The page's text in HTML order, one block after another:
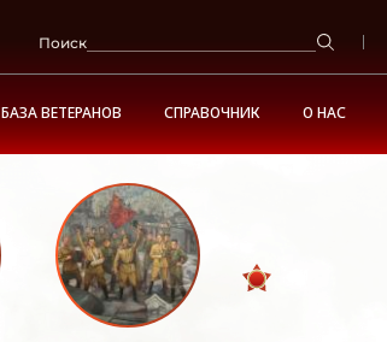
Поиск
БАЗА ВЕТЕРАНОВ СПРАВОЧНИК О НАС